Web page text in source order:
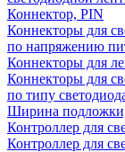
Коннектор, PIN
Коннекторы для
по напряжению
Коннекторы для
Коннекторы для
по типу
Ширина
Контроллер для
Контроллер для